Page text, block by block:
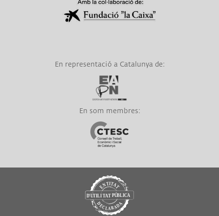
En representació a Catalunya de:
Link a EAPN
En som membres:
Link a CTESC